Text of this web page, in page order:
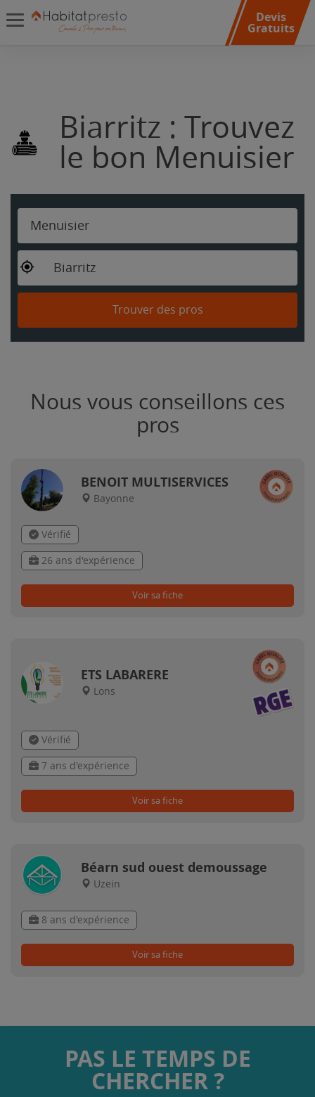
Devis
Gratuits
Biarritz : Trouvez
le bon Menuisier
Menuisier
Biarritz
Trouver des pros
Nous vous conseillons ces
pros
BENOIT MULTISERVICES
Bayonne
Vérifié
26 ans d'expérience
Voir sa fiche
ETS LABARERE
Lons
Vérifié
7 ans d'expérience
Voir sa fiche
Béarn sud ouest demoussage
Uzein
8 ans d'expérience
Voir sa fiche
PAS LE TEMPS DE
CHERCHER ?